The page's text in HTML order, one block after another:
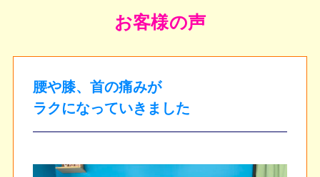
お客様の声
腰や膝、首の痛みが
ラクになっていきました